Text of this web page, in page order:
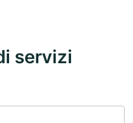
servizi